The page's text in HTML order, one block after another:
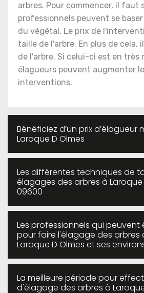
arbres. Pour commencer, il faut
professionnels peuvent se
du végétal. Le prix de
taille de l'arbre. En plus de cela,
de l'arbre. Si celui-ci est en très
élagueurs peuvent augmenter
interventions.
Bénéficiez d’un prix d’élagueur
Laroque D Olmes
Les différentes techniques de
élagages des arbres à Laroque
09600
Les professionnels qui peuvent
pour faire l'élagage des arbres
Laroque D Olmes et ses
La meilleure période pour
d'élagage des arbres à